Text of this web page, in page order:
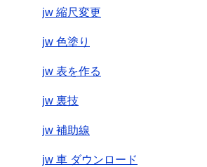
jw 縮尺変更
jw 色塗り
jw 表を作る
jw 裏技
jw 補助線
jw 車 ダウンロード